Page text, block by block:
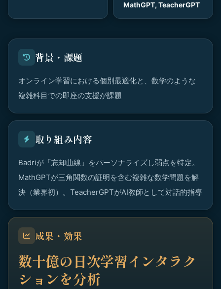
MathGPT, TeacherGPT
背景・課題
オンライン学習における個別最適化と、数学のような
複雑科目での即座の支援が課題
取り組み内容
Badriが「忘却曲線」をパーソナライズし弱点を特定。
MathGPTが三角関数の証明を含む複雑な数学問題を解
決（業界初）。TeacherGPTがAI教師として対話的指導
成果・効果
数十億の日次学習インタラク
ションを分析